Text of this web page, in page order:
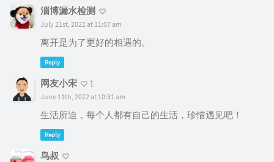
淄博漏水检测
July 21st, 2022 at 11:07 am
离开是为了更好的相遇的。
Reply
网友小宋 1
June 11th, 2022 at 10:31 am
生活所迫，每个人都有自己的生活，珍惜遇见吧！
Reply
鸟叔